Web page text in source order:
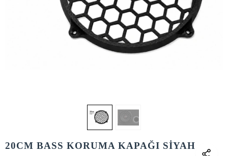
20CM BASS KORUMA KAPAĞI SİYAH